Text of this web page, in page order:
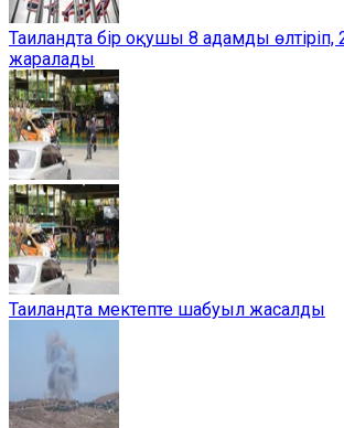
Таиландта бір оқушы 8 адамды
жаралады
Таиландта мектепте шабуыл жасалды